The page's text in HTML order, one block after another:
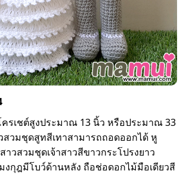
รเชต์สูงประมาณ 13 นิ้ว หรือประมาณ 33
สวมชุดสูทสีเทาสามารถถอดออกได้ หู
าวสวมชุดเจ้าสาวสีขาวกระโปรงยาว
งกุฎมีโบว์ด้านหลัง ถือช่อดอกไม้มือเดียวสี